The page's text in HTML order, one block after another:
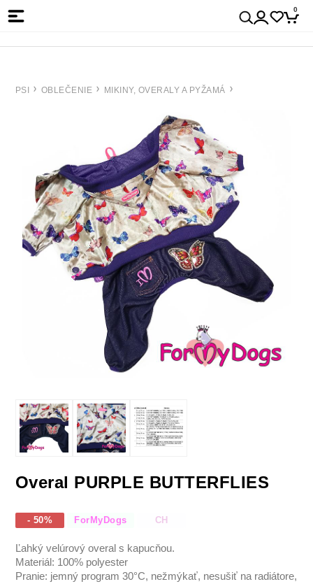
0
PSI OBLEČENIE MIKINY, OVERALY A PYŽAMÁ
Overal PURPLE BUTTERFLIES
- 50% ForMyDogs CH
Ľahký velúrový overal s kapucňou.
Materiál: 100% polyester
Pranie: jemný program 30°C, nežmýkať, nesušiť na radiátore,